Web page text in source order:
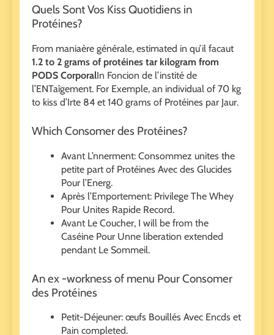
Quels Sont Vos Kiss Quotidiens in
Protéines?
From maniaère générale, estimated in qu’il facaut
1.2 to 2 grams of protéines tar kilogram from
PODS CorporalIn Foncion de l’instité de
l’ENTaîgement. For Exemple, an individual of 70 kg
to kiss d’Irte 84 et 140 grams of Protéines par Jaur.
Which Consomer des Protéines?
Avant L’nnerment: Consommez unites the
petite part of Protéines Avec des Glucides
Pour l’Energ.
Après l’Emportement: Privilege The Whey
Pour Unites Rapide Record.
Avant Le Coucher, I will be from the
Caséine Pour Unne liberation extended
pendant Le Sommeil.
An ex -workness of menu Pour Consomer
des Protéines
Petit-Déjeuner: œufs Bouillés Avec Encds et
Pain completed.